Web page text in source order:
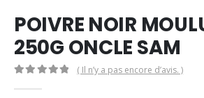
POIVRE NOIR
250G ONCLE SAM
( Il n’y a pas encore d’avis. )